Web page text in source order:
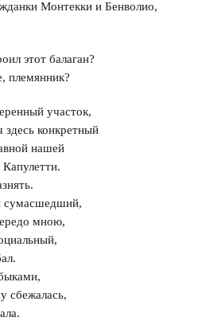
Монтекки и Бенволио,
этот балаган?
племянник?
участок,
здесь конкретный
нашей
сумасшедший,
мною,
сбежалась,